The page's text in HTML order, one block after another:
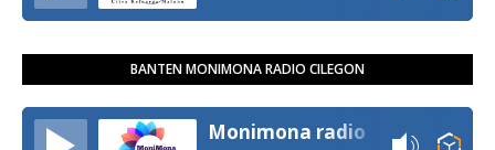
BANTEN MONIMONA RADIO CILEGON
Monimona radio